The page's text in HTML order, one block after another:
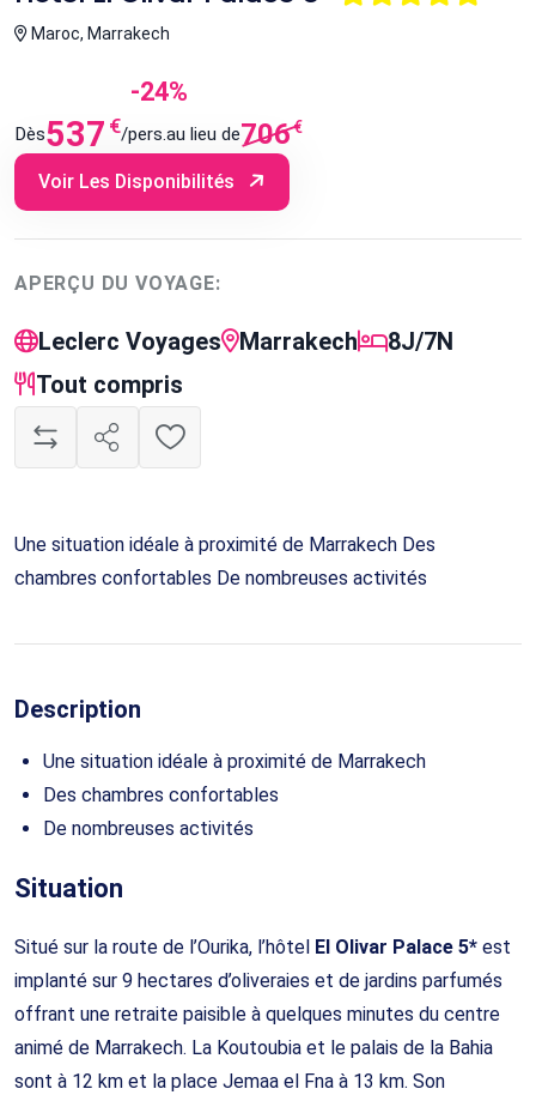
Maroc, Marrakech
-24%
Dès537 €/pers.au lieu de706€
Voir Les Disponibilités
APERÇU DU VOYAGE:
Leclerc Voyages Marrakech
8J/7N
Tout compris
Une situation idéale à proximité de Marrakech Des
chambres confortables De nombreuses activités
Description
Une situation idéale à proximité de Marrakech
Des chambres confortables
De nombreuses activités
Situation
Situé sur la route de l’Ourika, l’hôtel El Olivar Palace 5* est
implanté sur 9 hectares d’oliveraies et de jardins parfumés
offrant une retraite paisible à quelques minutes du centre
animé de Marrakech. La Koutoubia et le palais de la Bahia
sont à 12 km et la place Jemaa el Fna à 13 km. Son